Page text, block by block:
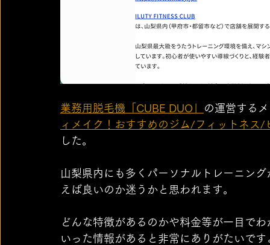
業務用脱毛機「CUBE DUO」
の運営する
ィメイク！おすすめのジム/フィットネス/
した。
山梨県内にも多くパーソナルトレーニン
えば良いのか迷うかと思われます。
どんな特徴があるのかや料金等が一目で
いった情報があると非常にありがたいです